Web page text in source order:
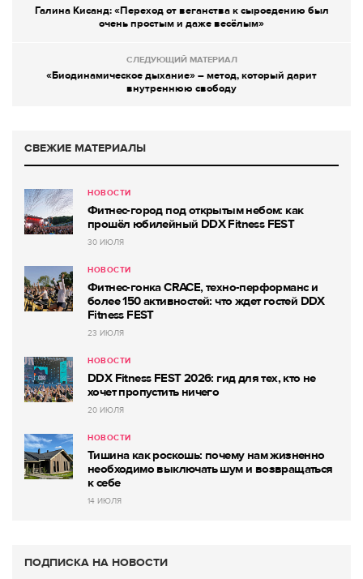
Галина Кисанд: «Переход от веганства к сыроедению был
очень простым и даже весёлым»
СЛЕДУЮЩИЙ МАТЕРИАЛ
«Биодинамическое дыхание» – метод, который дарит
внутреннюю свободу
СВЕЖИЕ МАТЕРИАЛЫ
НОВОСТИ
Фитнес-город под открытым небом: как
прошёл юбилейный DDX Fitness FEST
30 ИЮЛЯ
НОВОСТИ
Фитнес-гонка CRACE, техно-перформанс и
более 150 активностей: что ждет гостей DDX
Fitness FEST
23 ИЮЛЯ
НОВОСТИ
DDX Fitness FEST 2026: гид для тех, кто не
хочет пропустить ничего
20 ИЮЛЯ
НОВОСТИ
Тишина как роскошь: почему нам жизненно
необходимо выключать шум и возвращаться
к себе
14 ИЮЛЯ
ПОДПИСКА НА НОВОСТИ